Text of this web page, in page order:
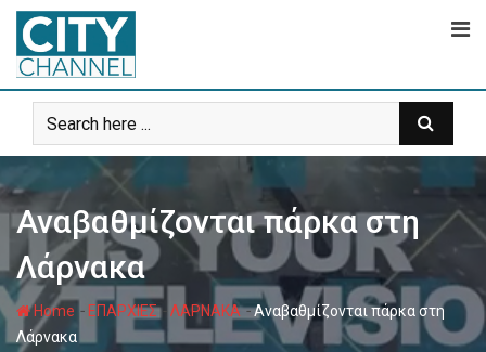
Skip
content
Αναβαθμίζονται πάρκα στη
Λάρνακα
Home - ΕΠΑΡΧΙΕΣ- ΛΑΡΝΑΚΑ-Αναβαθμίζονται πάρκα στη
Λάρνακα